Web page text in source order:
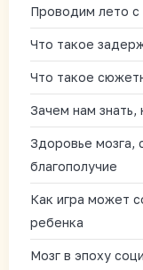
Проводим лето с
Что такое
Что такое
Зачем нам знать,
Здоровье мозга,
благополучие
Как игра может
ребенка
Мозг в эпоху